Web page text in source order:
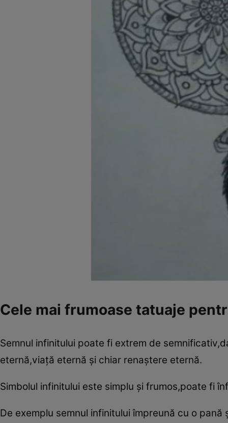
Cele mai frumoase tatuaje
Semnul infinitului poate fi extrem de
eternă,viaţă eternă şi chiar renaştere eternă.
Simbolul infinitului este simplu şi frumos,poate fi
De exemplu semnul infinitului împreună cu o